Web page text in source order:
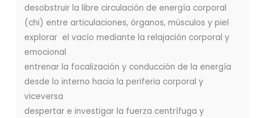
desobstruir la libre circulación de energía corporal
(chi) entre articulaciones, órganos, músculos y piel
explorar el vacío mediante la relajación corporal y
emocional
entrenar la focalización y conducción de la energía
desde lo interno hacia la periferia corporal y
viceversa
despertar e investigar la fuerza centrífuga y